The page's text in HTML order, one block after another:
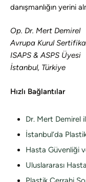
danışmanlığın yerini
Op. Dr. Mert Demirel
Avrupa Kurul
ISAPS & ASPS Üyesi
İstanbul, Türkiye
Hızlı Bağlantılar
Dr. Mert Demirel
İstanbul’da
Hasta Güvenliği
Uluslararası